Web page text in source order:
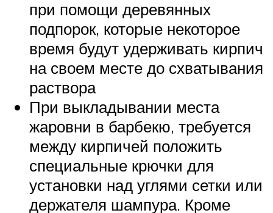
при помощи деревянных
подпорок, которые некоторое
время будут удерживать кирпич
на своем месте до схватывания
раствора
При выкладывании места
жаровни в барбекю, требуется
между кирпичей положить
специальные крючки для
установки над углями сетки или
держателя шампура. Кроме